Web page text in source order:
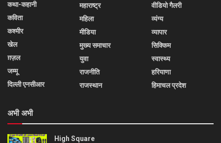
कथा-कहानी
कविता
कश्मीर
खेल
ग़ज़ल
जम्मू
दिल्ली एनसीआर
महाराष्ट्र
महिला
मीडिया
मुख्य समाचार
युवा
राजनीति
राजस्थान
वीडियो गैलरी
व्यंग्य
व्यापार
सिक्किम
स्वास्थ्य
हरियाणा
हिमाचल प्रदेश
अभी अभी
High Square